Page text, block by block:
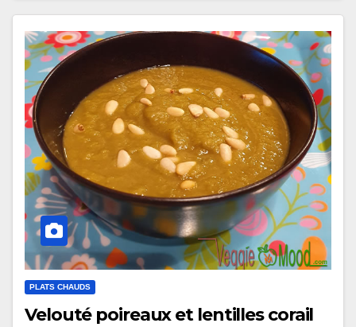
PLATS CHAUDS
Velouté poireaux et lentilles corail